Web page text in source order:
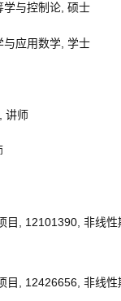
学与控制论 硕士
与应用数学 学士
讲师
目 , 12101390, 非线性
目 , 12426656, 非线性